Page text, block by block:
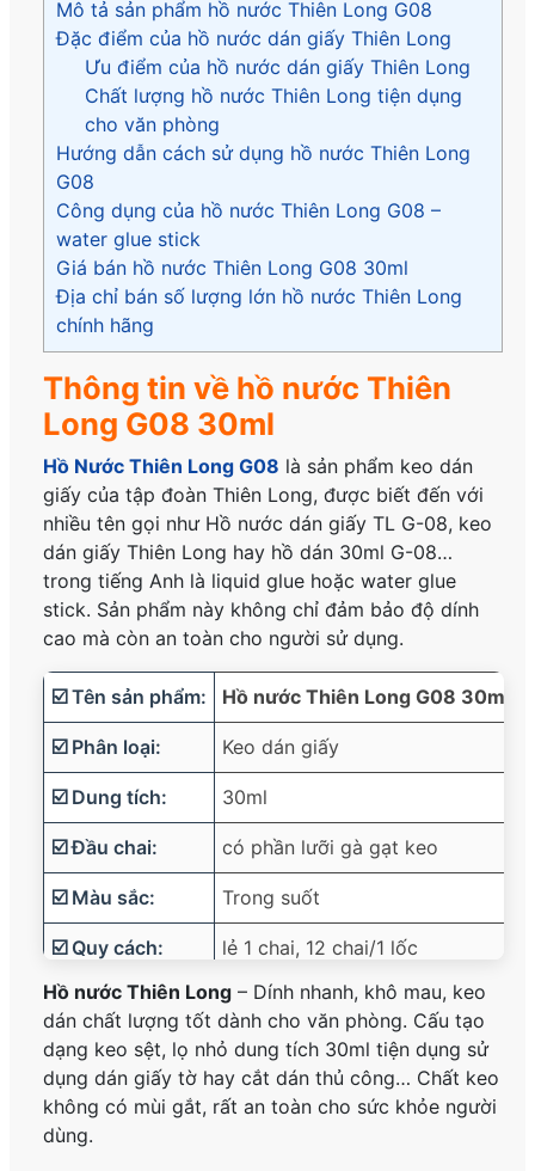
Mô tả sản phẩm hồ nước Thiên Long G08
Đặc điểm của hồ nước dán giấy Thiên Long
Ưu điểm của hồ nước dán giấy Thiên Long
Chất lượng hồ nước Thiên Long tiện dụng
cho văn phòng
Hướng dẫn cách sử dụng hồ nước Thiên Long
G08
Công dụng của hồ nước Thiên Long G08 –
water glue stick
Giá bán hồ nước Thiên Long G08 30ml
Địa chỉ bán số lượng lớn hồ nước Thiên Long
chính hãng
Thông tin về hồ nước Thiên
Long G08 30ml
Hồ Nước Thiên Long G08 là sản phẩm keo dán
giấy của tập đoàn Thiên Long, được biết đến với
nhiều tên gọi như Hồ nước dán giấy TL G-08, keo
dán giấy Thiên Long hay hồ dán 30ml G-08…
trong tiếng Anh là liquid glue hoặc water glue
stick. Sản phẩm này không chỉ đảm bảo độ dính
cao mà còn an toàn cho người sử dụng.
☑️ Tên sản phẩm: Hồ nước Thiên Long G08 30ml
☑️ Phân loại: Keo dán giấy
☑️ Dung tích: 30ml
☑️ Đầu chai: có phần lưỡi gà gạt keo
☑️ Màu sắc: Trong suốt
☑️ Quy cách: lẻ 1 chai, 12 chai/1 lốc
☑️ Thương hiệu: Thiên Long
☑️ Xuất xứ: Việt Nam
Hồ nước Thiên Long – Dính nhanh, khô mau, keo
dán chất lượng tốt dành cho văn phòng. Cấu tạo
dạng keo sệt, lọ nhỏ dung tích 30ml tiện dụng sử
dụng dán giấy tờ hay cắt dán thủ công… Chất keo
không có mùi gắt, rất an toàn cho sức khỏe người
dùng.